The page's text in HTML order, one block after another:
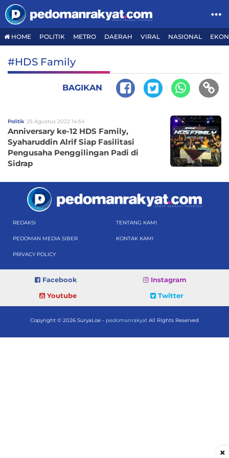
HOME POLITIK METRO DAERAH VIRAL NASIONAL
#HDS Family
BAGIKAN
Politik 25 Agustus 2022 14:54
Anniversary ke-12 HDS Family,
Syaharuddin Alrif Siap Fasilitasi
Pengusaha Penggilingan Padi di
Sidrap
REDAKSI TENTANG KAMI
PEDOMAN MEDIA SIBER KONTAK KAMI
PRIVACY POLICY
Facebook
Instagram
Youtube
Twitter
Copyright © 2026 SuryaLoe - pedomanrakyat All Rights Reserved
×